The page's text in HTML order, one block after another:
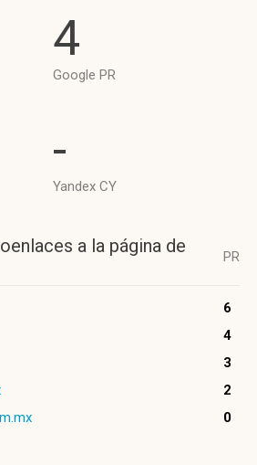
4
Google PR
-
Yandex CY
a la página de
PR
6
4
3
2
0